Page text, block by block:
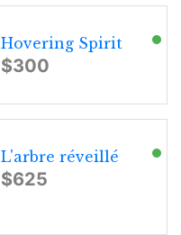
Hovering Spirit
$300
L'arbre réveillé
$625